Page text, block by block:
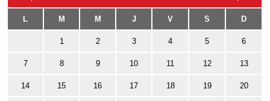
L M M J V S D
1 2 3 4 5 6
7 8 9 10 11 12 13
14 15 16 17 18 19 20